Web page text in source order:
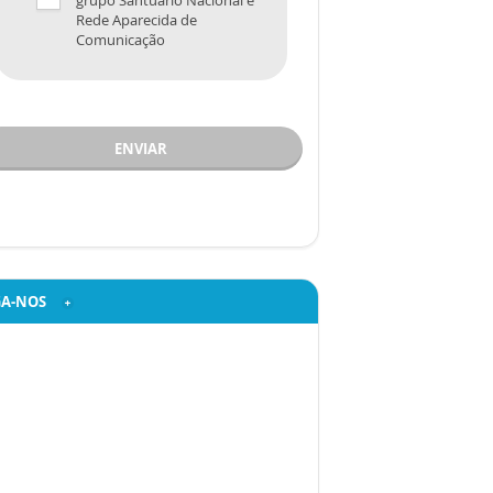
Rede Aparecida de
Comunicação
ENVIAR
NOS